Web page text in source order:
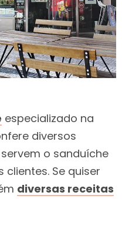
especializado na
diversos
o sanduíche
Se quiser
diversas receitas